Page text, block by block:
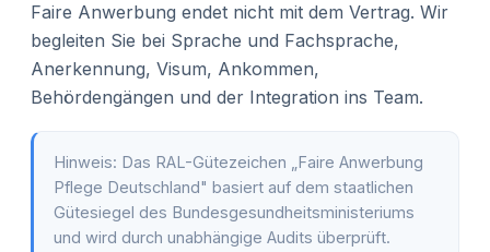
Faire Anwerbung endet nicht mit dem Vertrag. Wir
begleiten Sie bei Sprache und Fachsprache,
Anerkennung, Visum, Ankommen,
Behördengängen und der Integration ins Team.
Hinweis: Das RAL-Gütezeichen „Faire Anwerbung
Pflege Deutschland" basiert auf dem staatlichen
Gütesiegel des Bundesgesundheitsministeriums
und wird durch unabhängige Audits überprüft.